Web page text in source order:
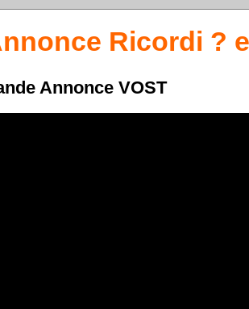
Ricordi ?
Annonce VOST